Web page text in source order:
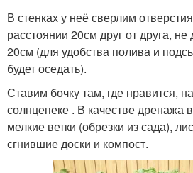
В стенках у неё сверлим
расстоянии 20см друг от друга,
20см (для удобства полива и
будет оседать).
Ставим бочку там, где нравится,
солнцепеке . В качестве дренажа
мелкие ветки (обрезки из сада),
сгнившие доски и компост.